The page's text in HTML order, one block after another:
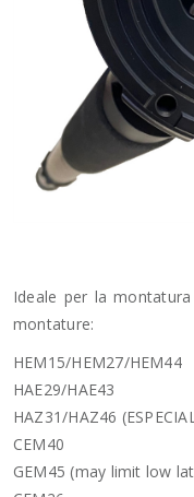
Ideale per la
montature:
HEM15/HEM27/HEM44
HAE29/HAE43
HAZ31/HAZ46
CEM40
GEM45 (may limit low